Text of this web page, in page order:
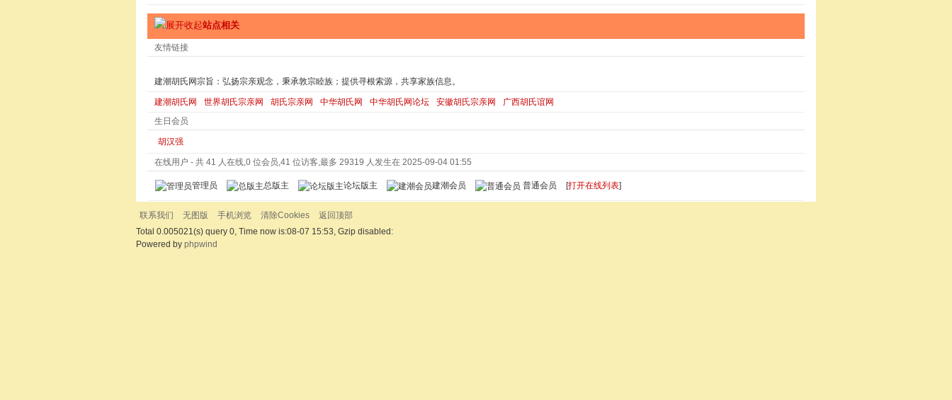
站点相关
友情链接
建潮胡氏网宗旨：弘扬宗亲观念，秉承敦宗睦族；提供寻根索源，共享家族信息。
建潮胡氏网 世界胡氏宗亲网 胡氏宗亲网 中华胡氏网 中华胡氏网论坛 安徽胡氏宗亲网
广西胡氏谊网
生日会员
胡汉强
在线用户 - 共 41 人在线,0 位会员,41 位访客,最多 29319 人发生在 2025-09-04 01:55
管理员 总版主 论坛版主 建潮会员 普通会员 [打开在线列表]
联系我们 无图版 手机浏览 清除Cookies
返回顶部
Total 0.005021(s) query 0, Time now is:08-07 15:53, Gzip disabled:
Powered by phpwind